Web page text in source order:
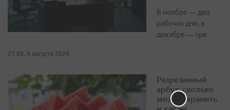
В ноябре — два
рабочих дня, в
декабре — три
21:09, 9 августа 2026
Разрезанный
арбуз: сколько
можно хранить